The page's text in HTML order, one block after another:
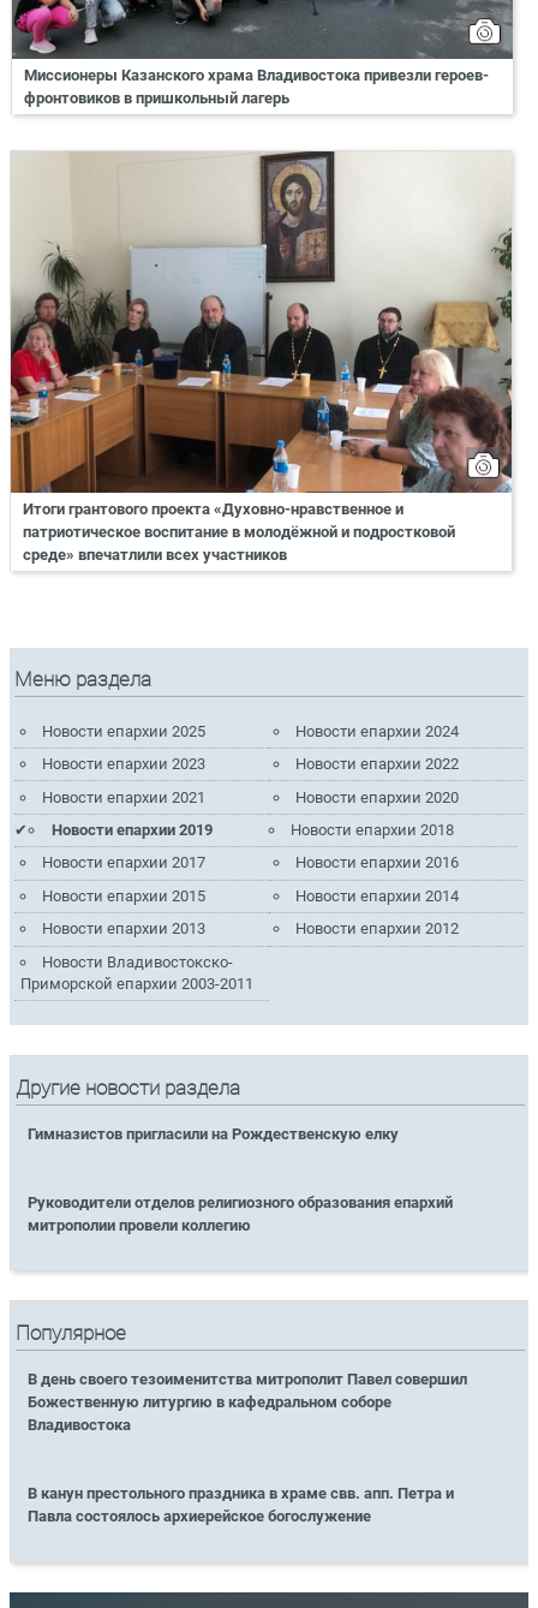
Миссионеры Казанского храма Владивостока привезли героев-
фронтовиков в пришкольный лагерь
Итоги грантового проекта «Духовно-нравственное и
патриотическое воспитание в молодёжной и подростковой
среде» впечатлили всех участников
Меню раздела
Новости епархии 2025
Новости епархии 2024
Новости епархии 2023
Новости епархии 2022
Новости епархии 2021
Новости епархии 2020
Новости епархии 2019
Новости епархии 2018
Новости епархии 2017
Новости епархии 2016
Новости епархии 2015
Новости епархии 2014
Новости епархии 2013
Новости епархии 2012
Новости Владивостокско-
Приморской епархии 2003-2011
Другие новости раздела
Гимназистов пригласили на Рождественскую елку
Руководители отделов религиозного образования епархий
митрополии провели коллегию
Популярное
В день своего тезоименитства митрополит Павел совершил
Божественную литургию в кафедральном соборе
Владивостока
В канун престольного праздника в храме свв. апп. Петра и
Павла состоялось архиерейское богослужение